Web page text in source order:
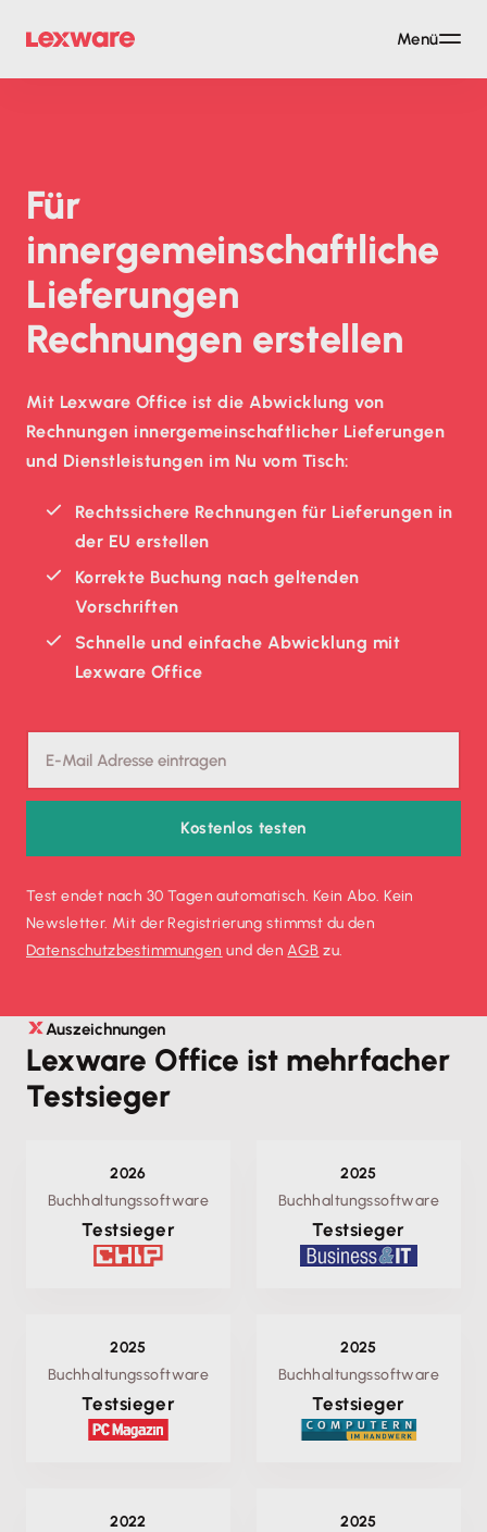
Für
innergemeinschaftliche
Lieferungen
Rechnungen erstellen
Mit Lexware Office ist die Abwicklung von
Rechnungen innergemeinschaftlicher Lieferungen
und Dienstleistungen im Nu vom Tisch:
Rechtssichere Rechnungen für Lieferungen in
der EU erstellen
Korrekte Buchung nach geltenden
Vorschriften
Schnelle und einfache Abwicklung mit
Lexware Office
Kostenlos testen
Test endet nach 30 Tagen automatisch. Kein Abo. Kein
Newsletter. Mit der Registrierung stimmst du den
Datenschutz­bestimmungen und denAGB zu.
Auszeichnungen
Lexware Office ist mehrfacher
Testsieger
2026
Buchhaltungssoftware
Testsieger
2025
Buchhaltungssoftware
Testsieger
2025
Buchhaltungssoftware
Testsieger
2025
Buchhaltungssoftware
Testsieger
2022
2025
Menü